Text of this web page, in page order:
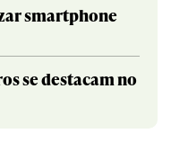
smartphone
se destacam no